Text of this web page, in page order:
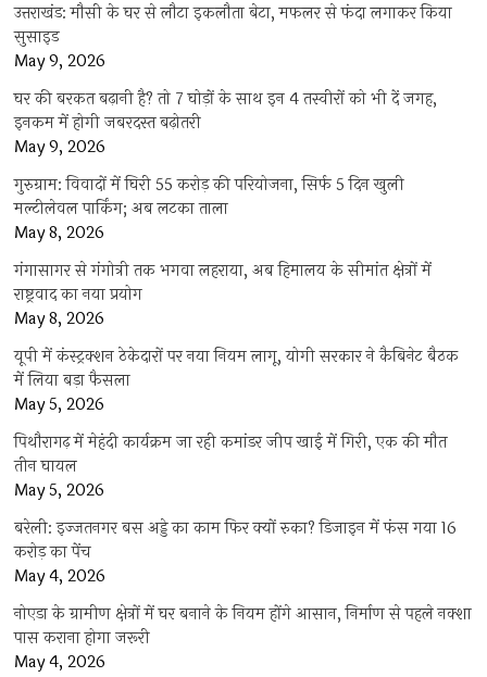
उत्तराखंड: मौसी के घर से लौटा इकलौता बेटा, मफलर से फंदा लगाकर किया
सुसाइड
May 9, 2026
घर की बरकत बढ़ानी है? तो 7 घोड़ों के साथ इन 4 तस्वीरों को भी दें जगह,
इनकम में होगी जबरदस्त बढ़ोतरी
May 9, 2026
गुरुग्राम: विवादों में घिरी 55 करोड़ की परियोजना, सिर्फ 5 दिन खुली
मल्टीलेवल पार्किंग; अब लटका ताला
May 8, 2026
गंगासागर से गंगोत्री तक भगवा लहराया, अब हिमालय के सीमांत क्षेत्रों में
राष्ट्रवाद का नया प्रयोग
May 8, 2026
यूपी में कंस्ट्रक्शन ठेकेदारों पर नया नियम लागू, योगी सरकार ने कैबिनेट बैठक
में लिया बड़ा फैसला
May 5, 2026
पिथौरागढ़ में मेहंदी कार्यक्रम जा रही कमांडर जीप खाई में गिरी, एक की मौत
तीन घायल
May 5, 2026
बरेली: इज्जतनगर बस अड्डे का काम फिर क्यों रुका? डिजाइन में फंस गया 16
करोड़ का पेंच
May 4, 2026
नोएडा के ग्रामीण क्षेत्रों में घर बनाने के नियम होंगे आसान, निर्माण से पहले नक्शा
पास कराना होगा जरूरी
May 4, 2026